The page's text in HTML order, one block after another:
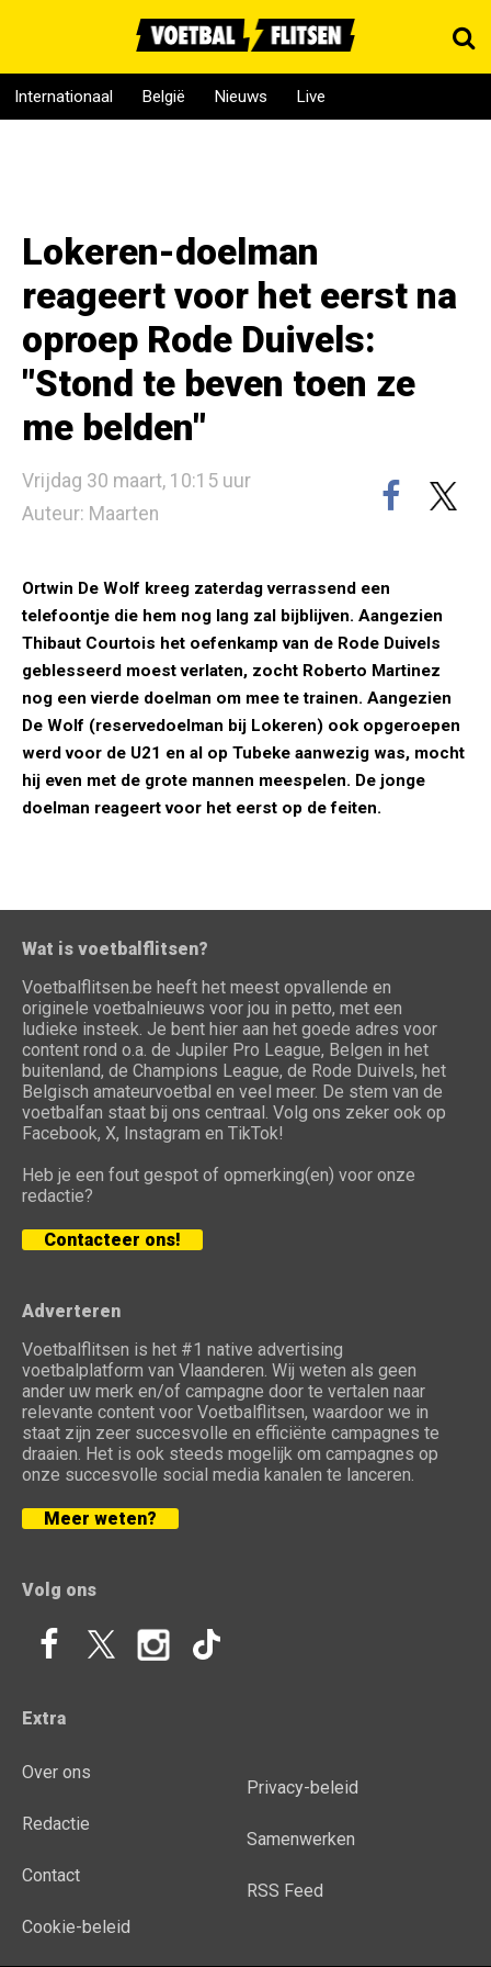
Internationaal België Nieuws Live
Lokeren-doelman
reageert voor het eerst na
oproep Rode Duivels:
"Stond te beven toen ze
me belden"
Vrijdag 30 maart, 10:15 uur
Auteur: Maarten
Ortwin De Wolf kreeg zaterdag verrassend een
telefoontje die hem nog lang zal bijblijven. Aangezien
Thibaut Courtois het oefenkamp van de Rode Duivels
geblesseerd moest verlaten, zocht Roberto Martinez
nog een vierde doelman om mee te trainen. Aangezien
De Wolf (reservedoelman bij Lokeren) ook opgeroepen
werd voor de U21 en al op Tubeke aanwezig was, mocht
hij even met de grote mannen meespelen. De jonge
doelman reageert voor het eerst op de feiten.
Wat is voetbalflitsen?
Voetbalflitsen.be heeft het meest opvallende en
originele voetbalnieuws voor jou in petto, met een
ludieke insteek. Je bent hier aan het goede adres voor
content rond o.a. de Jupiler Pro League, Belgen in het
buitenland, de Champions League, de Rode Duivels, het
Belgisch amateurvoetbal en veel meer. De stem van de
voetbalfan staat bij ons centraal. Volg ons zeker ook op
Facebook, X, Instagram en TikTok!
Heb je een fout gespot of opmerking(en) voor onze
redactie?
Contacteer ons!
Adverteren
Voetbalflitsen is het #1 native advertising
voetbalplatform van Vlaanderen. Wij weten als geen
ander uw merk en/of campagne door te vertalen naar
relevante content voor Voetbalflitsen, waardoor we in
staat zijn zeer succesvolle en efficiënte campagnes te
draaien. Het is ook steeds mogelijk om campagnes op
onze succesvolle social media kanalen te lanceren.
Meer weten?
Volg ons
Extra
Over ons
Redactie
Contact
Cookie-beleid
Privacy-beleid
Samenwerken
RSS Feed